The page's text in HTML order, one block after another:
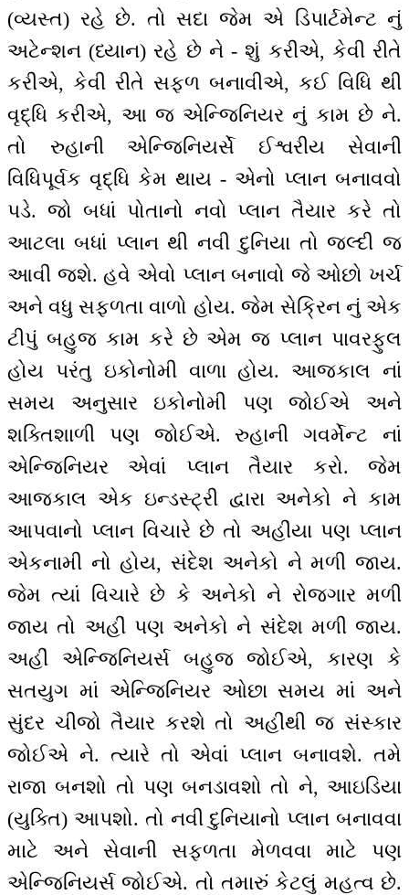
(વ્યસ્ત) રહે છે. તો સદા જેમ એ ડિપાર્ટમેન્ટ નું
અટેન્શન (ધ્યાન) રહે છે ને - શું કરીએ, કેવી રીતે
કરીએ, કેવી રીતે સફળ બનાવીએ, કઈ વિધિ થી
વૃદ્ધિ કરીએ, આ જ એન્જિનિયર નું કામ છે ને.
તો રુહાની એન્જિનિયર્સે ઈશ્વરીય સેવાની
વિધિપૂર્વક વૃદ્ધિ કેમ થાય - એનો પ્લાન બનાવવો
પડે. જો બધાં પોતાનો નવો પ્લાન તૈયાર કરે તો
આટલા બધાં પ્લાન થી નવી દુનિયા તો જલ્દી જ
આવી જશે. હવે એવો પ્લાન બનાવો જે ઓછો ખર્ચ
અને વધુ સફળતા વાળો હોય. જેમ સેક્રિન નું એક
ટીપું બહુજ કામ કરે છે એમ જ પ્લાન પાવરફુલ
હોય પરંતુ ઇકોનોમી વાળા હોય. આજકાલ નાં
સમય અનુસાર ઇકોનોમી પણ જોઈએ અને
શક્તિશાળી પણ જોઈએ. રુહાની ગવર્મેન્ટ નાં
એન્જિનિયર એવાં પ્લાન તૈયાર કરો. જેમ
આજકાલ એક ઇન્ડસ્ટ્રી દ્વારા અનેકો ને કામ
આપવાનો પ્લાન વિચારે છે તો અહીંયા પણ પ્લાન
એકનામી નો હોય, સંદેશ અનેકો ને મળી જાય.
જેમ ત્યાં વિચારે છે કે અનેકો ને રોજગાર મળી
જાય તો અહીં પણ અનેકો ને સંદેશ મળી જાય.
અહીં એન્જિનિયર્સ બહુજ જોઈએ, કારણ કે
સતયુગ માં એન્જિનિયર ઓછા સમય માં અને
સુંદર ચીજો તૈયાર કરશે તો અહીંથી જ સંસ્કાર
જોઈએ ને. ત્યારે તો એવાં પ્લાન બનાવશે. તમે
રાજા બનશો તો પણ બનડાવશો તો ને, આઇડિયા
(યુક્તિ) આપશો. તો નવી દુનિયાનો પ્લાન બનાવવા
માટે અને સેવાની સફળતા મેળવવા માટે પણ
એન્જિનિયર્સ જોઈએ. તો તમારું કેટલું મહત્વ છે.